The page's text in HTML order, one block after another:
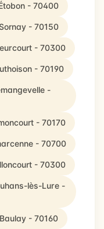
- 70400
- 70150
- 70300
- 70190
-
- 70170
- 70700
- 70300
lès-Lure -
- 70160